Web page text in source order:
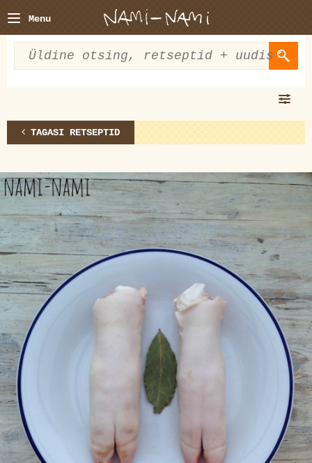
Menu
TAGASI RETSEPTID